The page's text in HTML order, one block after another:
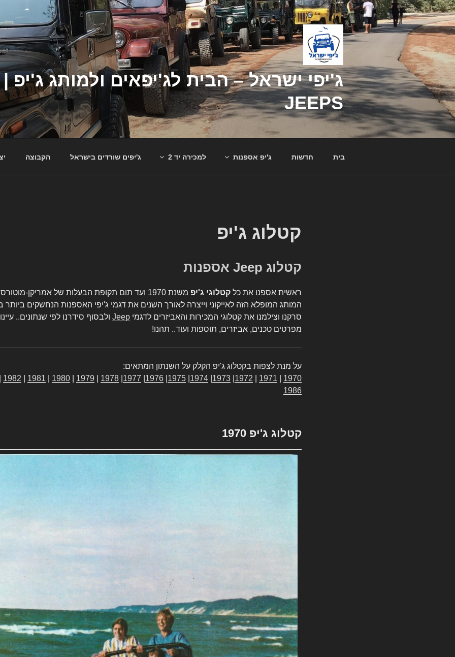
דילוג
לתוכן
JEEPS
בית חדשות ג'יפ אספנות למכירה יד 2 ג'יפים שורדים בישראל הקבוצה
קטלוג ג'יפ
קטלוג Jeep אספנות
ראשית אספנו את כל קטלוגי ג'יפ
משנת 1970 ועד תום תקופת הבעלות של אמריקן-
המותג המופלא הזה לאייקוני וייצרה לאורך השנים את דגמי ג'יפי האספנות הנחשקים
סרקנו וצילמנו את קטלוגי המכירות והאביזרים לדגמי Jeep ולבסוף סידרנו לפי שנתונים..
מפרטים טכנים, אביזרים, תוספות ועוד.. תהנו!
על מנת לצפות בקטלוג ג'יפ הקלק על השנתון המתאים:
1970
1971
1972
1973
1974
1975
1976
1977
1978
1979
1980
1981
1982
1986
קטלוג ג'יפ 1970